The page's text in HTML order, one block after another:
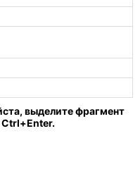
выделите фрагмент